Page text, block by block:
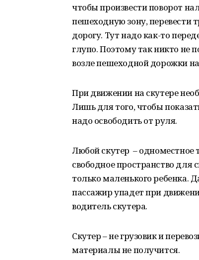
чтобы произвести поворот
пешеходную зону, перевести
дорогу. Тут надо как-то
глупо. Поэтому так никто не
возле пешеходной дорожки
При движении на скутере
Лишь для того, чтобы
надо освободить от руля.
Любой скутер – одноместное
свободное пространство для
только маленького ребенка.
пассажир упадет при
водитель скутера.
Скутер – не грузовик и
материалы не получится.